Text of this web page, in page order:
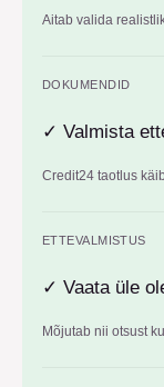
Aitab valida
DOKUMENDID
✓ Valmista
Credit24 taotlus
ETTEVALMISTUS
✓ Vaata üle
Mõjutab nii otsust